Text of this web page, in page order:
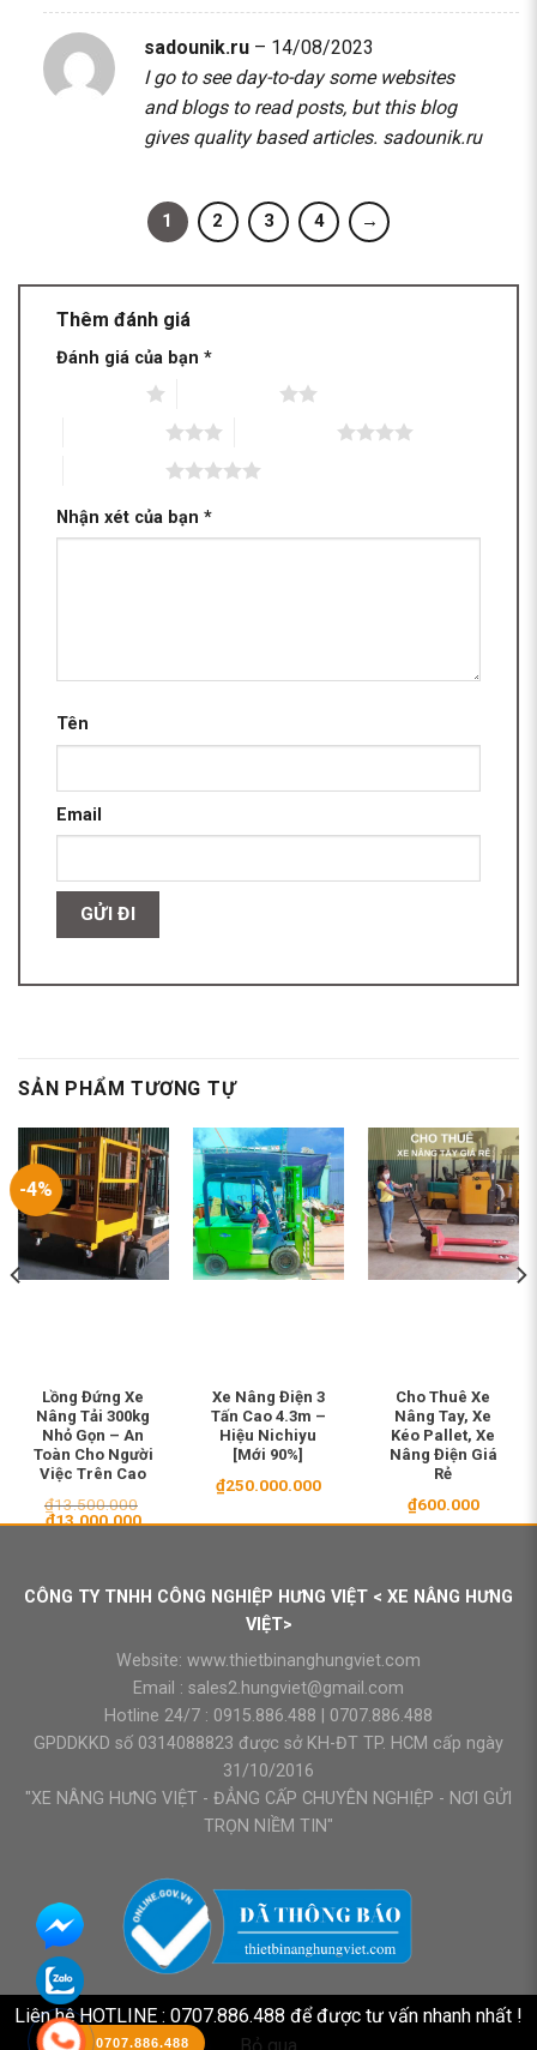
sadounik.ru – 14/08/2023
I go to see day-to-day some websites
and blogs to read posts, but this blog
gives quality based articles. sadounik.ru
1 2 3 4 →
Thêm đánh giá
Đánh giá của bạn *
Nhận xét của bạn *
Tên
Email
SẢN PHẨM TƯƠNG TỰ
-4%
Lồng Đứng Xe
Nâng Tải 300kg
Nhỏ Gọn – An
Toàn Cho Người
Việc Trên Cao
₫13.500.000
Giá
₫13.000.000Giá
Xe Nâng Điện 3
Tấn Cao 4.3m –
Hiệu Nichiyu
[Mới 90%]
₫250.000.000
Cho Thuê Xe
Nâng Tay, Xe
Kéo Pallet, Xe
Nâng Điện Giá
Rẻ
₫600.000
CÔNG TY TNHH CÔNG NGHIỆP HƯNG VIỆT < XE NÂNG HƯNG
VIỆT>
Website: www.thietbinanghungviet.com
Email : sales2.hungviet@gmail.com
Hotline 24/7 : 0915.886.488
0707.886.488
GPDDKKD số 0314088823 được sở KH-ĐT TP. HCM cấp ngày
31/10/2016
"XE NÂNG HƯNG VIỆT - ĐẲNG CẤP CHUYÊN NGHIỆP - NƠI GỬI
TRỌN NIỀM TIN"
Liên hệ HOTLINE : 0707.886.488 để được tư vấn nhanh nhất !
0707.886.488